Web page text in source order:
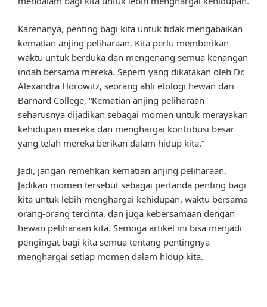
Karenanya, penting bagi kita untuk tidak mengabaikan
kematian anjing peliharaan. Kita perlu memberikan
waktu untuk berduka dan mengenang semua kenangan
indah bersama mereka. Seperti yang dikatakan oleh Dr.
Alexandra Horowitz, seorang ahli etologi hewan dari
Barnard College, “Kematian anjing peliharaan
seharusnya dijadikan sebagai momen untuk merayakan
kehidupan mereka dan menghargai kontribusi besar
yang telah mereka berikan dalam hidup kita.”
Jadi, jangan remehkan kematian anjing peliharaan.
Jadikan momen tersebut sebagai pertanda penting bagi
kita untuk lebih menghargai kehidupan, waktu bersama
orang-orang tercinta, dan juga kebersamaan dengan
hewan peliharaan kita. Semoga artikel ini bisa menjadi
pengingat bagi kita semua tentang pentingnya
menghargai setiap momen dalam hidup kita.